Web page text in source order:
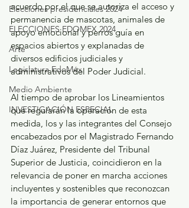
Elecciones presidenciales 2024
ELECCIONES EDOMEX 2024
Arte
Legislatura EdoMéx
Medio Ambiente
INVESTIGACIÓN ESPECIAL
acuerdo por el que se autoriza el acceso y
permanencia de mascotas, animales de
apoyo emocional y perros guía en
espacios abiertos y explanadas de
diversos edificios judiciales y
administrativos del Poder Judicial.
Al tiempo de aprobar los Lineamientos
que regularán la operación de esta
medida, los y las integrantes del Consejo
encabezados por el Magistrado Fernando
Díaz Juárez, Presidente del Tribunal
Superior de Justicia, coincidieron en la
relevancia de poner en marcha acciones
incluyentes y sostenibles que reconozcan
la importancia de generar entornos que